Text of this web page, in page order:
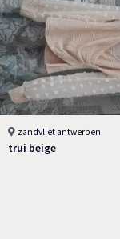
zandvliet antwerpen
trui beige